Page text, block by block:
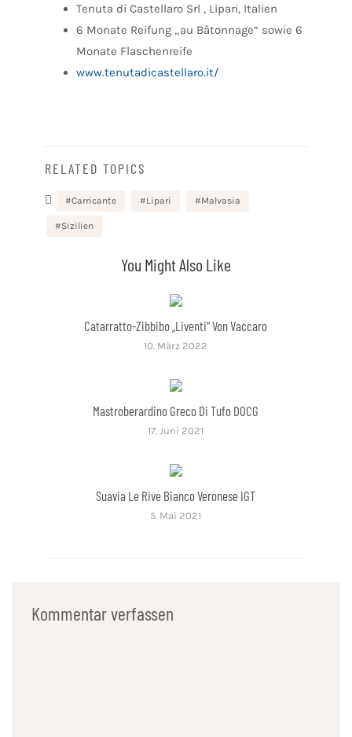
Tenuta di Castellaro Srl , Lipari, Italien
6 Monate Reifung „au Bâtonnage“ sowie 6
Monate Flaschenreife
www.tenutadicastellaro.it/
RELATED TOPICS
Carricante Lipari Malvasia
Sizilien
You Might Also Like
Catarratto-Zibbibo „Liventi“ Von Vaccaro
10. März 2022
Mastroberardino Greco Di Tufo DOCG
17. Juni 2021
Suavia Le Rive Bianco Veronese IGT
5. Mai 2021
Kommentar verfassen